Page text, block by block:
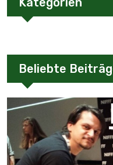
Beliebte